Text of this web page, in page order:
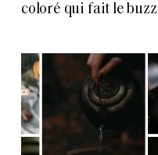
coloré qui fait le buzz